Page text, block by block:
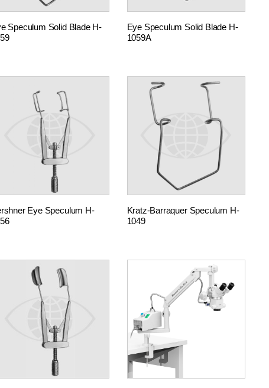
Speculum Solid Blade H-
Eye Speculum Solid Blade H-
1059A
Eye Speculum H-
Kratz-Barraquer Speculum H-
1049